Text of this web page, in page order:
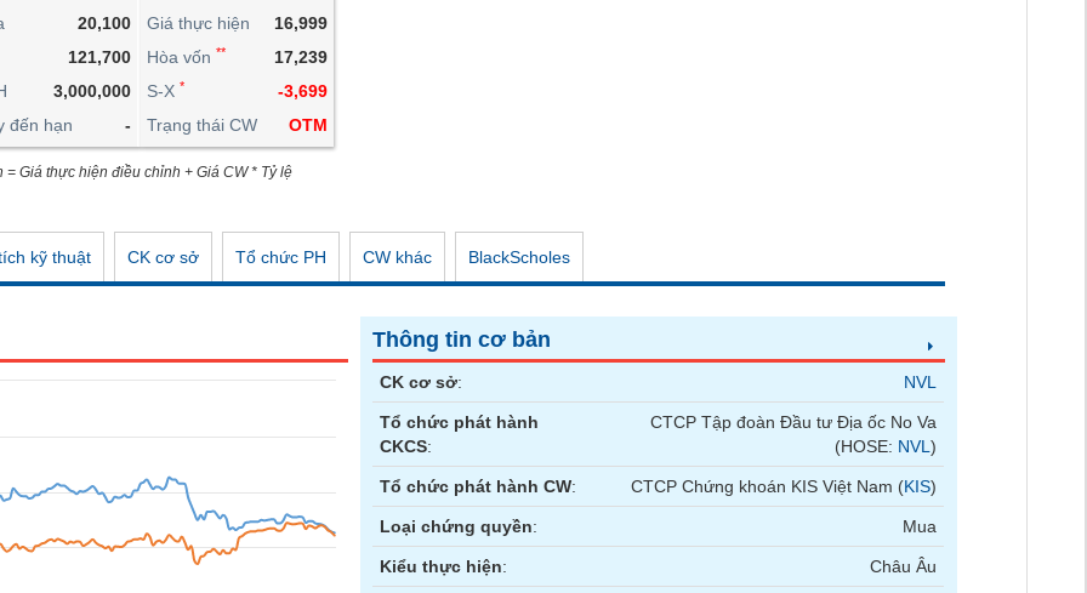
20,100
121,700
3,000,000
đến hạn
-
Giá thực hiện
16,999
Hòa vốn **
17,239
S-X *
-3,699
Trạng thái CW
OTM
Giá thực hiện điều chỉnh + Giá CW * Tỷ lệ
kỹ thuật CK cơ sở Tổ chức PH CW khác BlackScholes
Thông tin cơ bản
CK cơ sở: NVL
Tổ chức phát hành
CKCS:
CTCP Tập đoàn Đầu tư Địa ốc No Va
(HOSE: NVL)
Tổ chức phát hành CW: CTCP Chứng khoán KIS Việt Nam (KIS)
Loại chứng quyền: Mua
Kiểu thực hiện: Châu Âu
TRÁI PHIẾU
CÔNG CỤ ĐẦU TƯ
XUẤT DỮ LIỆU
TIN MỚI